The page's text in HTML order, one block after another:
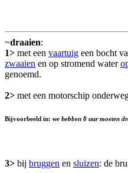
~draaien:
1> met een vaartuig een bocht
zwaaien en op stromend water
genoemd.
2> met een motorschip
Bijvoorbeeld in: we hebben 8 uur moeten
3> bij bruggen en sluizen: de